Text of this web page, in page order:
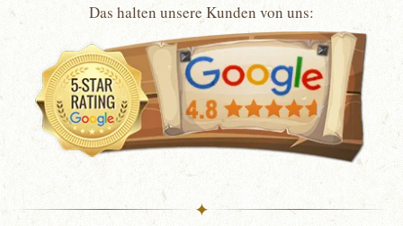
Das halten unsere Kunden von uns:
✦